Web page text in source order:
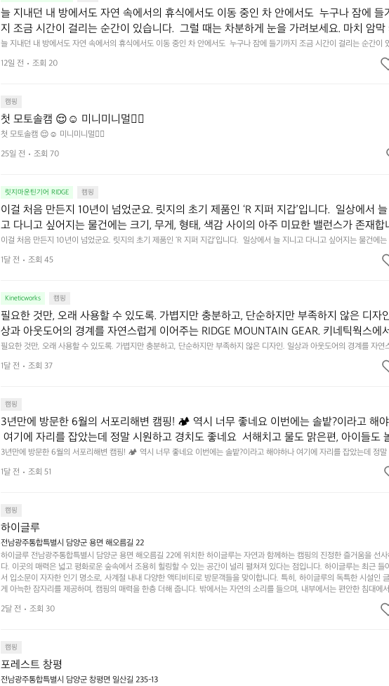
늘 지내던 내 방에서도 자연 속에서의 휴식에서도 이동 중인 차 안에서도  누구나 잠에 들
지 조금 시간이 걸리는 순간이 있습니다.  그럴 때는 차분하게 눈을 가려보세요. 마치 암막
을 조용히 내리듯이.  Polartec® Wind Pro™의 온기가 눈가를 포근히 감싸줍니다.  차가운
를 차단하고, 얼굴에 밀착하여 빛을 막아줍니다.  이 슬립 웜을 쓰는 것만으로 그곳은 나만
늘 지내던 내 방에서도 자연 속에서의 휴식에서도 이동 중인 차 안에서도  누구나 잠에 들기까지 조금 시간이 걸리는 순간이
다.  그럴 때는 차분하게 눈을 가려보세요. 마치 암막 커튼을 조용히 내리듯이.  Polartec® Wind Pro™의 온기가 눈가를 포
줍니다.  차가운 공기를 차단하고, 얼굴에 밀착하여 빛을 막아줍니다.  이 슬립 웜을 쓰는 것만으로 그곳은 나만의 밤이 됩니
12일 전 조회 20
캠핑
첫 모토솔캠 😌☺️ 미니미니멀👌🏼
첫 모토솔캠 😌☺️ 미니미니멀👌🏼
25일 전
조회 70
릿지마운틴기어 RIDGE 캠핑
이걸 처음 만든지 10년이 넘었군요. 릿지의 초기 제품인 ‘R 지퍼 지갑’입니다.  일상에서
고 다니고 싶어지는 물건에는 크기, 무게, 형태, 색감 사이의 아주 미묘한 밸런스가 존재합
예를 들자면 일에 집중하느라 책상 위 가장자리에 대충 걸쳐 놓아도 시야에 걸리적거리
것. R 지퍼 지갑은 바로 그 위화감 없는 균형감에서 출발했습니다.  그중에서도 슬림함에
이걸 처음 만든지 10년이 넘었군요. 릿지의 초기 제품인 ‘R 지퍼 지갑’입니다.  일상에서 늘 지니고 다니고 싶어지는 물건에
무게, 형태, 색감 사이의 아주 미묘한 밸런스가 존재합니다.  예를 들자면 일에 집중하느라 책상 위 가장자리에 대충 걸쳐 놓
야에 걸리적거리지 않는 것. R 지퍼 지갑은 바로 그 위화감 없는 균형감에서 출발했습니다.  그중에서도 슬림함에 철저히 집
1달 전 조회 45
Kineticworks 캠핑
필요한 것만, 오래 사용할 수 있도록. 가볍지만 충분하고, 단순하지만 부족하지 않은 디자
상과 아웃도어의 경계를 자연스럽게 이어주는 RIDGE MOUNTAIN GEAR. 키네틱웍스에
나보세요.
필요한 것만, 오래 사용할 수 있도록. 가볍지만 충분하고, 단순하지만 부족하지 않은 디자인. 일상과 아웃도어의 경계를 자연
1달 전
조회 37
캠핑
3년만에 방문한 6월의 서포리해변 캠핑! 🏕 역시 너무 좋네요 이번에는 솔밭?이라고 해
여기에 자리를 잡았는데 정말 시원하고 경치도 좋네요  서해치고 물도 맑은편, 아이들도
좋고 1박 2일은 넘 짧게 느껴지네요  .1박 1동 1만원 (수금은 7시쯤, 동네에서 관리) .수금
음식물.쓰레기봉투를 1개씩 나누어줌 .솔밭에 바로 화장실있음 .5분거리 cu .2분거리 음
3년만에 방문한 6월의 서포리해변 캠핑! 🏕 역시 너무 좋네요 이번에는 솔밭?이라고 해야하나 여기에 자리를 잡았는데 정말
고 경치도 좋네요  서해치고 물도 맑은편, 아이들도 놀기 좋고 1박 2일은 넘 짧게 느껴지네요  .1박 1동 1만원 (수금은 7시쯤,
관리) .수금하면서 음식물.쓰레기봉투를 1개씩 나누어줌 .솔밭에 바로 화장실있음 .5분거리 cu .2분거리 음식점  항구에서부
1달 전 조회 51
캠핑
하이글루
전남광주통합특별시 담양군 용면 해오름길 22
하이글루 전남광주통합특별시 담양군 용면 해오름길 22에 위치한 하이글루는 자연과 함께하는 캠핑의 진정한 즐거움을 선
다. 이곳의 매력은 넓고 평화로운 숲속에서 조용히 힐링할 수 있는 공간이 널리 펼쳐져 있다는 점입니다. 하이글루는 최근 들
서 입소문이 자자한 인기 명소로, 사계절 내내 다양한 액티비티로 방문객들을 맞이합니다. 특히, 하이글루의 독특한 시설인
게 아늑한 잠자리를 제공하며, 캠핑의 매력을 한층 더해 줍니다. 밖에서는 자연의 소리를 들으며, 내부에서는 편안한 침대에
있는 완벽한 조화가 이루어집니다. 이곳의 장점은 또 다른 캠핑의 매력인 바베큐 파티를 즐길 수 있는 공간이 마련되어 있어
은 시간을 보낼 수 있다는 것입니다. 또한, 하이글루 인근에는 다양한 트레킹 코스와 자전거 도로가 있어 아웃도어 활동을 좋
나누는 이야기들은 여러분의 캠핑 여행을 더욱 특별하게 만들어 줄 것입니다.  인기 정도: ★★★★★
2달 전 조회 30
캠핑
포레스트 창평
전남광주통합특별시 담양군 창평면 일산길 235-13